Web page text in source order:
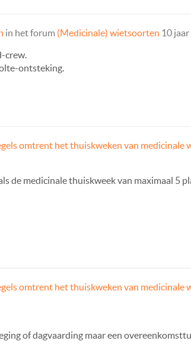
in het forum (Medicinale) wietsoorten 10
crew.
ontsteking.
omtrent het thuiskweken van medicinale
de medicinale thuiskweek van maximaal 5
omtrent het thuiskweken van medicinale
of dagvaarding maar een